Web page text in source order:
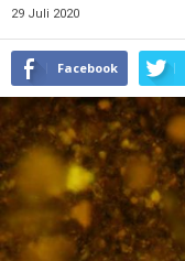
29 Juli 2020
Facebook